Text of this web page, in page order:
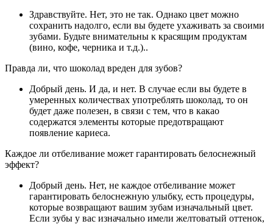
Здравствуйте. Нет, это не так. Однако цвет можно
сохранить надолго, если вы будете ухаживать за своими
зубами. Будьте внимательны к красящим продуктам
(вино, кофе, черника и т.д.)..
Правда ли, что шоколад вреден для зубов?
Добрый день. И да, и нет. В случае если вы будете в
умеренных количествах употреблять шоколад, то он
будет даже полезен, в связи с тем, что в какао
содержатся элементы которые предотвращают
появление кариеса.
Каждое ли отбеливание может гарантировать белоснежный
эффект?
Добрый день. Нет, не каждое отбеливание может
гарантировать белоснежную улыбку, есть процедуры,
которые возвращают вашим зубам изначальный цвет.
Если зубы у вас изначально имели желтоватый оттенок,